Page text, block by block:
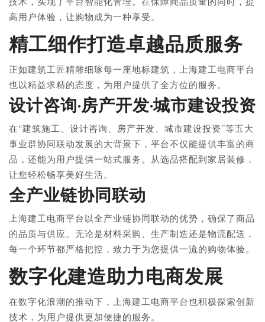
高用户体验，让购物成为一种享受。
精工细作打造卓越品质服务
正如建筑工匠精雕细琢每一座地标建筑，上海建工电商平台
也以精益求精的态度，为用户提供了全方位的服务。
设计咨询·房产开发·城市建设投资
在“建筑施工、设计咨询、房产开发、城市建设投资”等五大
事业群协同联动发展的大背景下，平台不仅能提供丰富的商
品，还能为用户提供一站式服务。从选品搭配到家居装修，
让您轻松畅享美好生活。
全产业链协同联动
上海建工电商平台以全产业链协同联动的优势，确保了商品
的品质与供应。无论是材料采购、生产制造还是物流配送，
每一个环节都严格把控，致力于为您提供一流的购物体验。
数字化建造助力电商发展
在数字化浪潮的推动下，上海建工电商平台也积极探索创新
技术，为用户提供更加便捷的服务。